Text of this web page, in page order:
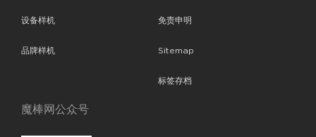
设备样机
品牌样机
免责申明
Sitemap
标签存档
魔棒网公众号